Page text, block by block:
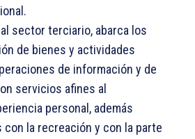
sector terciario, abarca los
de bienes y actividades
de información y de
servicios afines al
personal, además
con la recreación y con la parte